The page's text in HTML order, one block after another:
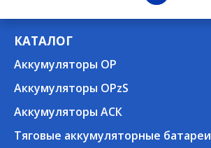
КАТАЛОГ
Аккумуляторы OP
Аккумуляторы OPzS
Аккумуляторы АСК
Тяговые аккумуляторные батареи